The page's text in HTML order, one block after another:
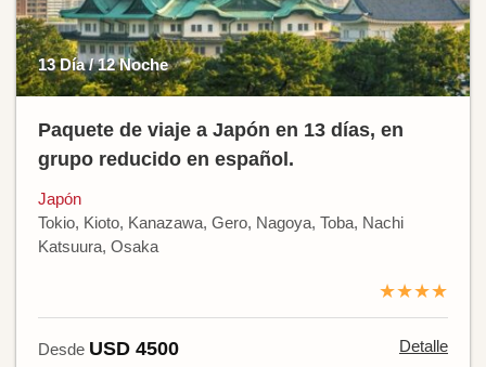
13 Día / 12 Noche
Paquete de viaje a Japón en 13 días, en
grupo reducido en español.
Japón
Tokio, Kioto, Kanazawa, Gero, Nagoya, Toba, Nachi
Katsuura, Osaka
★★★★
Desde USD 4500 Detalle